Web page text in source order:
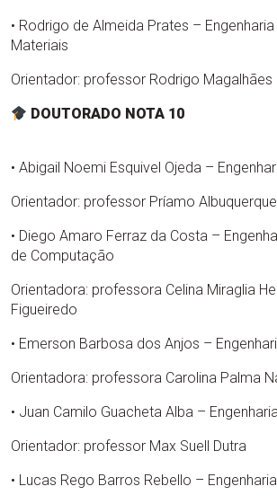
• Rodrigo de Almeida Prates –
Materiais
Orientador: professor Rodrigo Magalhães
DOUTORADO NOTA 10
• Abigail Noemi Esquivel Ojeda –
Orientador: professor Príamo
• Diego Amaro Ferraz da Costa –
de Computação
Orientadora: professora Celina Miraglia
Figueiredo
• Emerson Barbosa dos Anjos –
Orientadora: professora Carolina Palma
• Juan Camilo Guacheta Alba –
Orientador: professor Max Suell Dutra
• Lucas Rego Barros Rebello –